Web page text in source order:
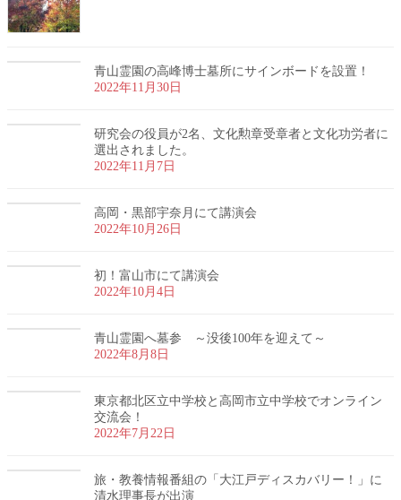
青山霊園の高峰博士墓所にサインボードを設置！
2022年11月30日
研究会の役員が2名、文化勲章受章者と文化功労者に
選出されました。
2022年11月7日
高岡・黒部宇奈月にて講演会
2022年10月26日
初！富山市にて講演会
2022年10月4日
青山霊園へ墓参 ～没後100年を迎えて～
2022年8月8日
東京都北区立中学校と高岡市立中学校でオンライン
交流会！
2022年7月22日
旅・教養情報番組の「大江戸ディスカバリー！」に
清水理事長が出演